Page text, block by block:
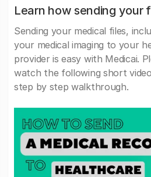
Learn how sending your
Sending your medical files,
your medical imaging to your
provider is easy with Medicai.
watch the following short
step by step walkthrough.